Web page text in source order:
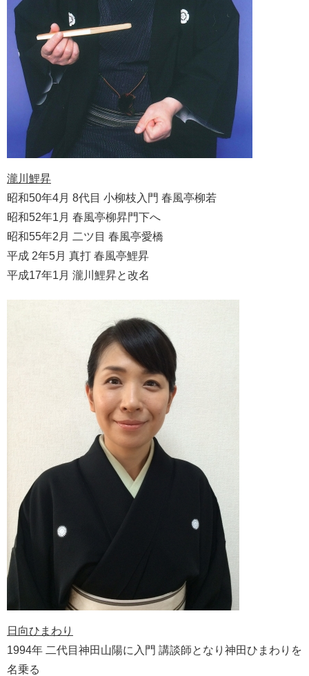
瀧川鯉昇
昭和50年4月 8代目 小柳枝入門 春風亭柳若
昭和52年1月 春風亭柳昇門下へ
昭和55年2月 二ツ目 春風亭愛橋
平成 2年5月 真打 春風亭鯉昇
平成17年1月 瀧川鯉昇と改名
日向ひまわり
1994年 二代目神田山陽に入門 講談師となり神田ひまわりを
名乗る